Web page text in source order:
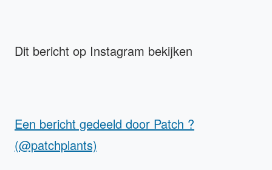
Dit bericht op Instagram bekijken
Een bericht gedeeld door Patch ?
(@patchplants)